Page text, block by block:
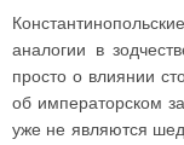
аналогии в
просто о влиянии
об императорском
уже не являются